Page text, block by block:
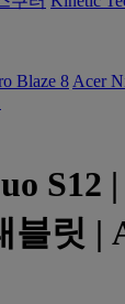
Blaze 8 Acer
S12
블릿 |